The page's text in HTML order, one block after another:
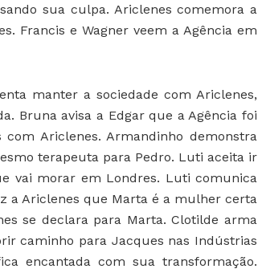
sua culpa. Ariclenes comemora a
Francis e Wagner veem a Agência em
manter a sociedade com Ariclenes,
Bruna avisa a Edgar que a Agência foi
Ariclenes. Armandinho demonstra
terapeuta para Pedro. Luti aceita ir
vai morar em Londres. Luti comunica
a Ariclenes que Marta é a mulher certa
se declara para Marta. Clotilde arma
caminho para Jacques nas Indústrias
encantada com sua transformação.